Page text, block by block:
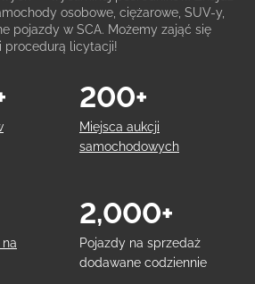
osobowe, ciężarowe, SUV-y,
pojazdy w SCA. Możemy zająć się
procedurą licytacji!
Miejsca aukcji
samochodowych
200+
Pojazdy na sprzedaż
dodawane codziennie
2,000+